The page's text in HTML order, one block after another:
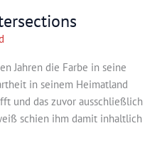
Jahren die Farbe in seine
in seinem Heimatland
und das zuvor ausschließlich
schien ihm damit inhaltlich